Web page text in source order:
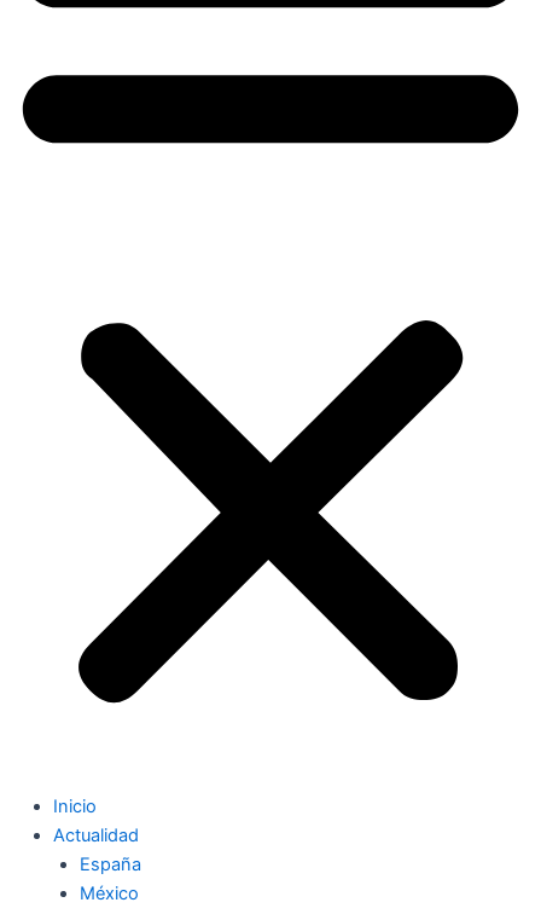
Inicio
Actualidad
España
México